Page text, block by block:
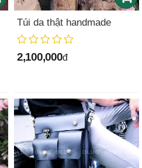
Túi da thật handmade
2,100,000đ